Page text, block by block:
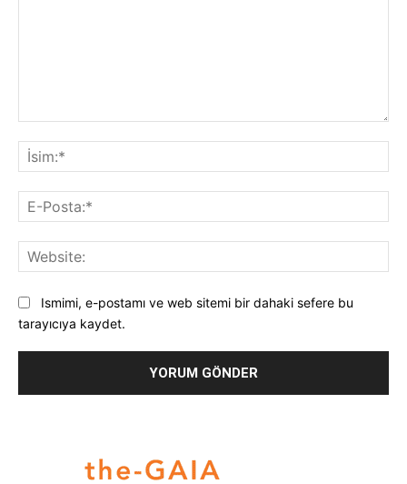
Ismimi, e-postamı ve web sitemi bir dahaki sefere bu
tarayıcıya kaydet.